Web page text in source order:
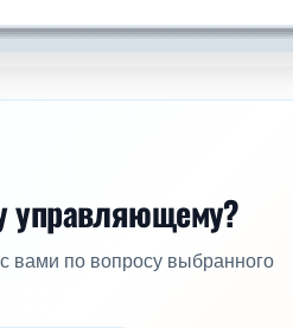
управляющему?
вами по вопросу выбранного